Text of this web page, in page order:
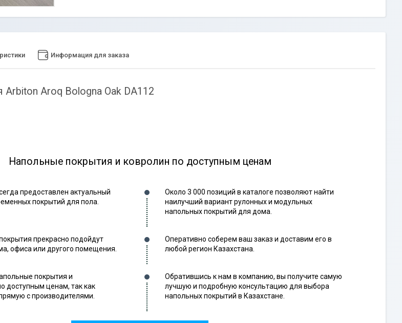
Информация для заказа
Aroq Bologna Oak DA112
Напольные покрытия и ковролин по доступным ценам
предоставлен актуальный
покрытий для пола.
Около 3 000 позиций в каталоге позволяют найти
наилучший вариант рулонных и модульных
напольных покрытий для дома.
прекрасно подойдут
офиса или другого помещения.
Оперативно соберем ваш заказ и доставим его в
любой регион Казахстана.
покрытия и
доступным ценам, так как
с производителями.
Обратившись к нам в компанию, вы получите самую
лучшую и подробную консультацию для выбора
напольных покрытий в Казахстане.